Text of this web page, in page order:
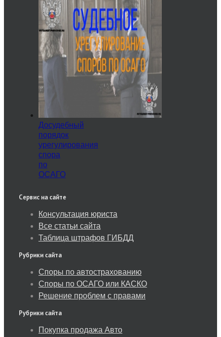
Досудебный
порядок
урегулирования
спора
по
ОСАГО
Сервис на сайте
Консультация юриста
Все статьи сайта
Таблица штрафов ГИБДД
Рубрики сайта
Споры по автострахованию
Споры по ОСАГО или КАСКО
Решение проблем с правами
Рубрики сайта
Покупка продажа Авто